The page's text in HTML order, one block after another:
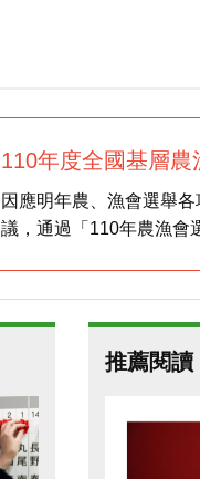
110年度全國基層
視廣告短片 國語版
因應明年農、漁會選舉
議，通過「110年農漁會
推薦閱讀